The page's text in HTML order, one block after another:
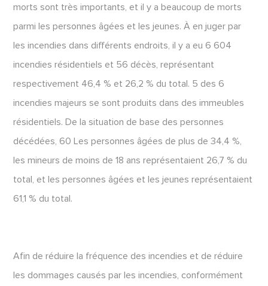
morts sont très importants, et il y a beaucoup de morts
parmi les personnes âgées et les jeunes. À en juger par
les incendies dans différents endroits, il y a eu 6 604
incendies résidentiels et 56 décès, représentant
respectivement 46,4 % et 26,2 % du total. 5 des 6
incendies majeurs se sont produits dans des immeubles
résidentiels. De la situation de base des personnes
décédées, 60 Les personnes âgées de plus de 34,4 %,
les mineurs de moins de 18 ans représentaient 26,7 % du
total, et les personnes âgées et les jeunes représentaient
61,1 % du total.
Afin de réduire la fréquence des incendies et de réduire
les dommages causés par les incendies, conformément